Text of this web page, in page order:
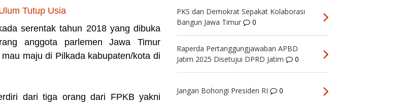
Tutup Usia
serentak tahun 2018 yang dibuka
anggota parlemen Jawa Timur
maju di Pilkada kabupaten/kota di
dari tiga orang dari FPKB yakni
PKS dan Demokrat Sepakat Kolaborasi
Bangun Jawa Timur
0
Raperda Pertanggungjawaban APBD
Jatim 2025 Disetujui DPRD Jatim
0
Jangan Bohongi Presiden RI 0